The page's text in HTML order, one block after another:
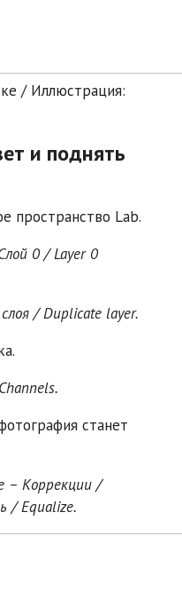
/ Иллюстрация:
и поднять
пространство Lab.
0 / Layer 0
/ Duplicate layer.
станет
– Коррекции /
/ Equalize.